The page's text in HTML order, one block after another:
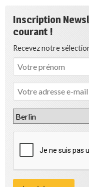
Inscription
courant !
Recevez notre